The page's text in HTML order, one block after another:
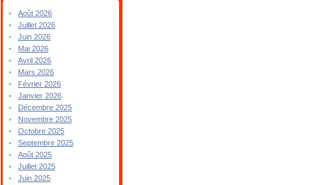
Août 2026
Juillet 2026
Juin 2026
Mai 2026
Avril 2026
Mars 2026
Février 2026
Janvier 2026
Décembre 2025
Novembre 2025
Octobre 2025
Septembre 2025
Août 2025
Juillet 2025
Juin 2025